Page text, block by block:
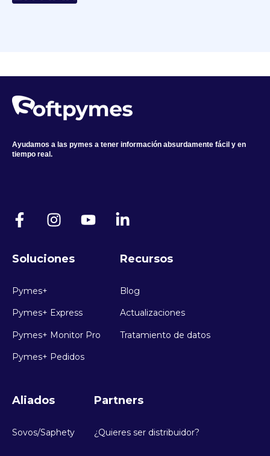
Ayudamos a las pymes a tener información absurdamente fácil y en
tiempo real.
Soluciones
Pymes+
Pymes+ Express
Pymes+ Monitor Pro
Pymes+ Pedidos
Recursos
Blog
Actualizaciones
Tratamiento de datos
Aliados
Sovos/Saphety
Partners
¿Quieres ser distribuidor?